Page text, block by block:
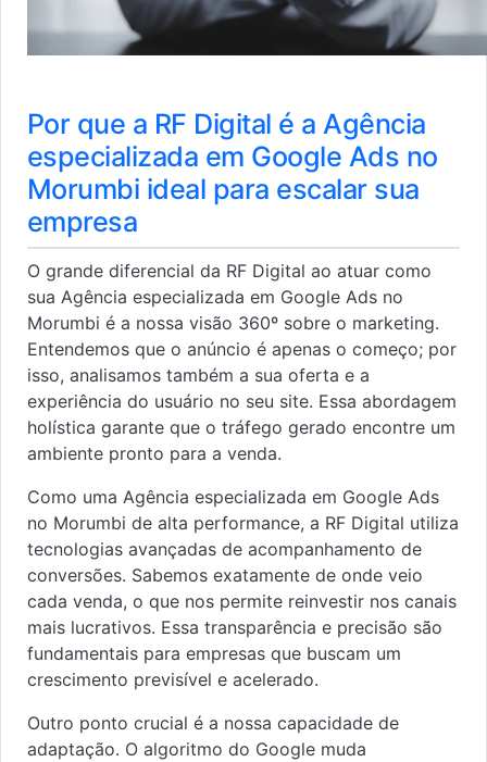
Por que a RF Digital é a Agência
especializada em Google Ads no
Morumbi ideal para escalar sua
empresa
O grande diferencial da RF Digital ao atuar como
sua Agência especializada em Google Ads no
Morumbi é a nossa visão 360º sobre o marketing.
Entendemos que o anúncio é apenas o começo; por
isso, analisamos também a sua oferta e a
experiência do usuário no seu site. Essa abordagem
holística garante que o tráfego gerado encontre um
ambiente pronto para a venda.
Como uma Agência especializada em Google Ads
no Morumbi de alta performance, a RF Digital utiliza
tecnologias avançadas de acompanhamento de
conversões. Sabemos exatamente de onde veio
cada venda, o que nos permite reinvestir nos canais
mais lucrativos. Essa transparência e precisão são
fundamentais para empresas que buscam um
crescimento previsível e acelerado.
Outro ponto crucial é a nossa capacidade de
adaptação. O algoritmo do Google muda